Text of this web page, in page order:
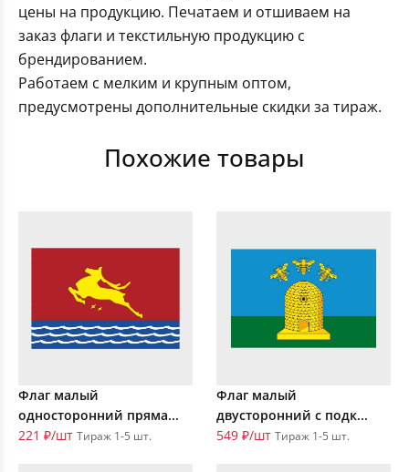
цены на продукцию. Печатаем и отшиваем на
заказ флаги и текстильную продукцию с
брендированием.
Работаем с мелким и крупным оптом,
предусмотрены дополнительные скидки за тираж.
Похожие товары
Флаг малый
односторонний пряма...
221 ₽/шт Тираж 1-5 шт.
Флаг малый
двусторонний с подк...
549 ₽/шт Тираж 1-5 шт.